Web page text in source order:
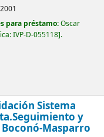
para préstamo:Oscar
IVP-D-055118 .
Sistema
y
Masparro